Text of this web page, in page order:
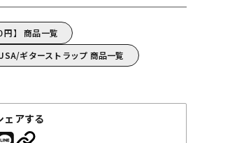
】 商品一覧
ギターストラップ 商品一覧
ェアする